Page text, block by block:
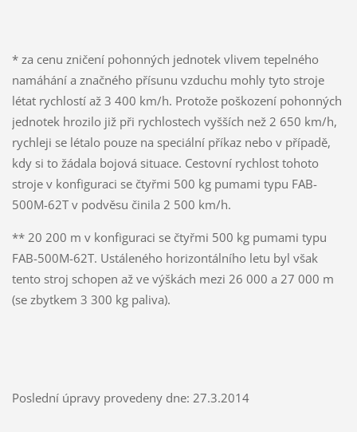
* za cenu zničení pohonných jednotek vlivem tepelného
namáhání a značného přísunu vzduchu mohly tyto stroje
létat rychlostí až 3 400 km/h. Protože poškození pohonných
jednotek hrozilo již při rychlostech vyšších než 2 650 km/h,
rychleji se létalo pouze na speciální příkaz nebo v případě,
kdy si to žádala bojová situace. Cestovní rychlost tohoto
stroje v konfiguraci se čtyřmi 500 kg pumami typu FAB-
500M-62T v podvěsu činila 2 500 km/h.
** 20 200 m v konfiguraci se čtyřmi 500 kg pumami typu
FAB-500M-62T. Ustáleného horizontálního letu byl však
tento stroj schopen až ve výškách mezi 26 000 a 27 000 m
(se zbytkem 3 300 kg paliva).
Poslední úpravy provedeny dne: 27.3.2014